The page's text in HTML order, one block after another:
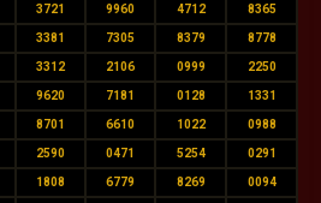
3721 9960 4712 8365
3381 7305 8379 8778
3312 2106 0999 2250
9620 7181 0128 1331
8701 6610 1022 0988
2590 0471 5254 0291
1808 6779 8269 0094